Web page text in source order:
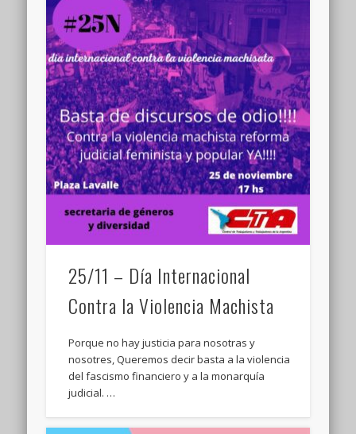
25/11 – Día Internacional
Contra la Violencia Machista
Porque no hay justicia para nosotras y
nosotres, Queremos decir basta a la violencia
del fascismo financiero y a la monarquía
judicial. …